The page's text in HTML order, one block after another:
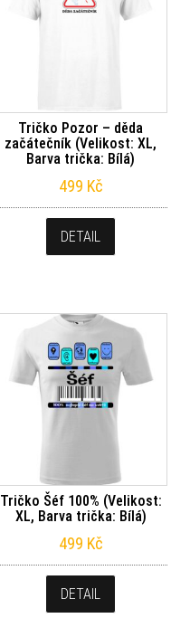
Tričko Pozor – děda
začátečník (Velikost: XL,
Barva trička: Bílá)
499 Kč
DETAIL
Tričko Šéf 100% (Velikost:
XL, Barva trička: Bílá)
499 Kč
DETAIL